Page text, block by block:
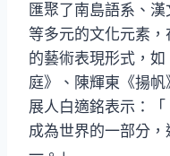
匯聚了南島語系、
等多元的文化元素
的藝術表現形式，
庭》、陳輝東《揚
展人白適銘表示：
成為世界的一部分